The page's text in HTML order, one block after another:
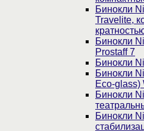
Бинокли
Travelite,
Бинокли
Prostaff 7
Бинокли
Бинокли
Eco-glass)
Бинокли
Бинокли